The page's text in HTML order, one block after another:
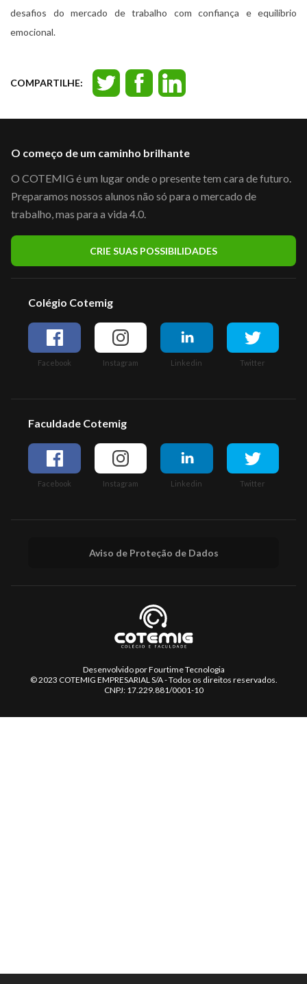
desafios do mercado de trabalho com confiança e equilíbrio
emocional.
COMPARTILHE:
O começo de um caminho brilhante
O COTEMIG é um lugar onde o presente tem cara de futuro.
Preparamos nossos alunos não só para o mercado de
trabalho, mas para a vida 4.0.
CRIE SUAS POSSIBILIDADES
Colégio Cotemig
Facebook Instagram Linkedin Twitter
Faculdade Cotemig
Facebook Instagram Linkedin Twitter
Aviso de Proteção de Dados
Desenvolvido porFourtime Tecnologia
© 2023 COTEMIG EMPRESARIAL S/A - Todos os direitos reservados.
CNPJ: 17.229.881/0001-10